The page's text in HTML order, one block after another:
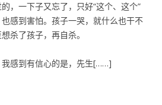
，一下子又忘了，只好“这个、这个”
感到害怕。孩子一哭，就什么也干不
杀了孩子，再自杀。
感到有信心的是，先生[……]